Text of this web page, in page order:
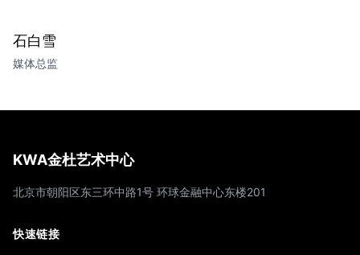
石白雪
媒体总监
KWA金杜艺术中心
北京市朝阳区东三环中路1号 环球金融中心东楼201
快速链接